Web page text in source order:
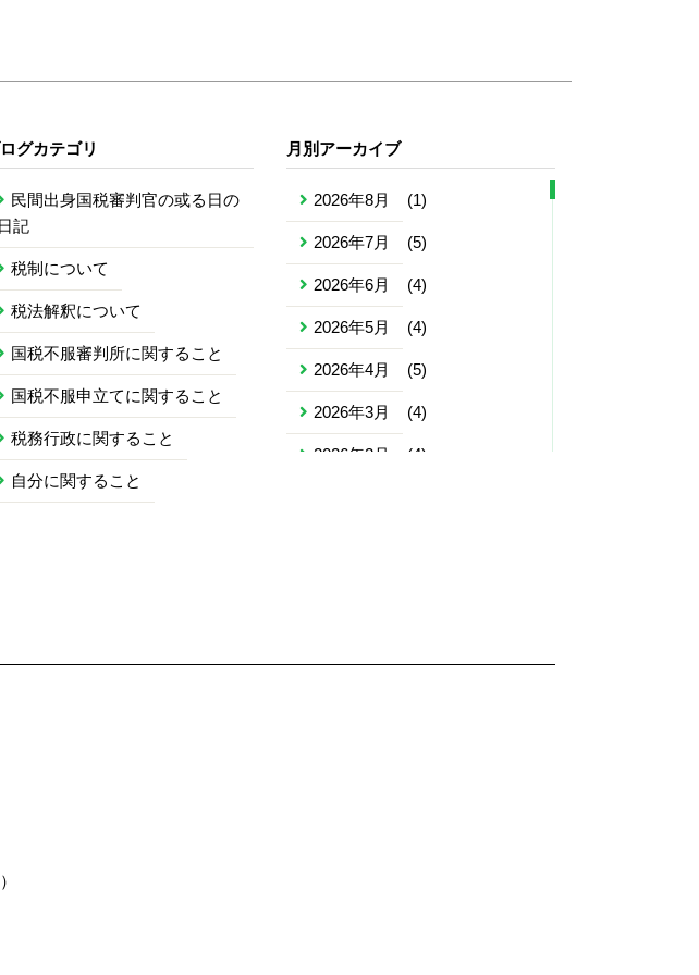
グカテゴリ
民間出身国税審判官の或る日の
日記
税制について
税法解釈について
国税不服審判所に関すること
国税不服申立てに関すること
税務行政に関すること
自分に関すること
月別アーカイブ
2026年8月 (1)
2026年7月 (5)
2026年6月 (4)
2026年5月 (4)
2026年4月 (5)
2026年3月 (4)
2026年2月 (4)
2025年9月 (4)